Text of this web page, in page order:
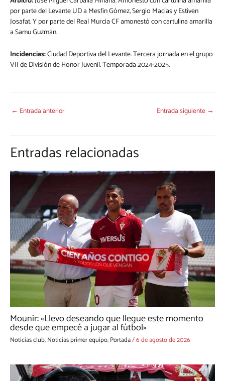
por parte del Levante UD a Mesfin Gómez, Sergio Macías y Estiven
Josafat. Y por parte del Real Murcia CF amonestó con cartulina amarilla
a Samu Guzmán.
Incidencias:Ciudad Deportiva del Levante. Tercera jornada en el grupo
VII de División de Honor Juvenil. Temporada 2024-2025.
← Entrada anterior Entrada siguiente →
Entradas relacionadas
Mounir: «Llevo deseando que llegue este momento
desde que empecé a jugar al fútbol»
Noticias club,Noticias primer equipo,Portada/6 de agosto de 2026